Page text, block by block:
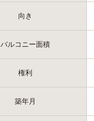
向き
バルコニー面積
権利
築年月